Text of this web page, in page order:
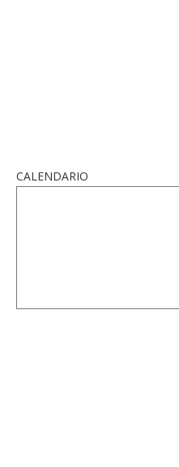
CALENDARIO